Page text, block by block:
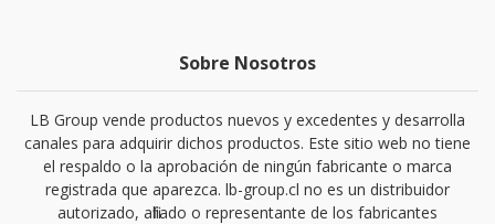
Sobre Nosotros
LB Group vende productos nuevos y excedentes y desarrolla
canales para adquirir dichos productos. Este sitio web no tiene
el respaldo o la aprobación de ningún fabricante o marca
registrada que aparezca. lb-group.cl no es un distribuidor
autorizado, afiliado o representante de los fabricantes